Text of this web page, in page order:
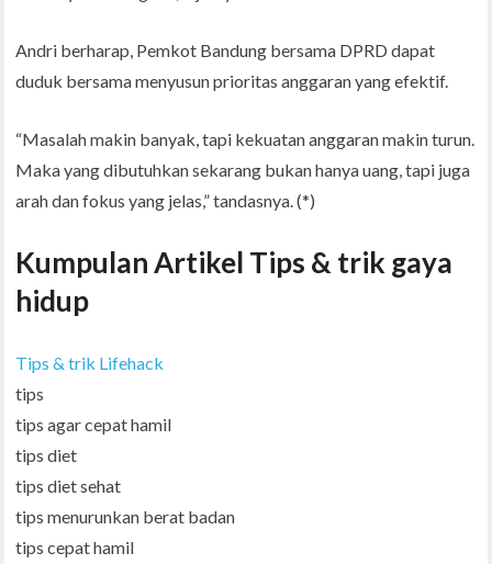
Andri berharap, Pemkot Bandung bersama DPRD dapat
duduk bersama menyusun prioritas anggaran yang efektif.
“Masalah makin banyak, tapi kekuatan anggaran makin turun.
Maka yang dibutuhkan sekarang bukan hanya uang, tapi juga
arah dan fokus yang jelas,” tandasnya. (*)
Kumpulan Artikel Tips & trik gaya
hidup
Tips & trik Lifehack
tips
tips agar cepat hamil
tips diet
tips diet sehat
tips menurunkan berat badan
tips cepat hamil